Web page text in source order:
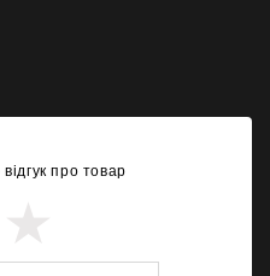
про товар